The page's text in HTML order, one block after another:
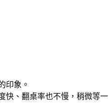
印象。
快、翻桌率也不慢，稍微等一